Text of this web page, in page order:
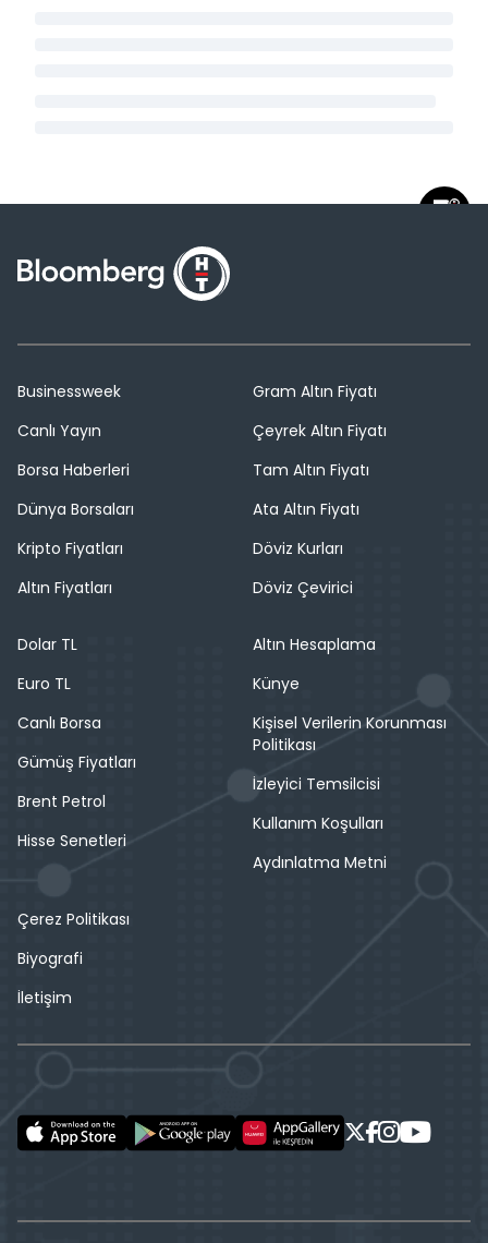
Businessweek
Canlı Yayın
Borsa Haberleri
Dünya Borsaları
Kripto Fiyatları
Altın Fiyatları
Gram Altın Fiyatı
Çeyrek Altın Fiyatı
Tam Altın Fiyatı
Ata Altın Fiyatı
Döviz Kurları
Döviz Çevirici
Dolar TL
Euro TL
Canlı Borsa
Gümüş Fiyatları
Brent Petrol
Hisse Senetleri
Altın Hesaplama
Künye
Kişisel Verilerin Korunması
Politikası
İzleyici Temsilcisi
Kullanım Koşulları
Aydınlatma Metni
Çerez Politikası
Biyografi
İletişim